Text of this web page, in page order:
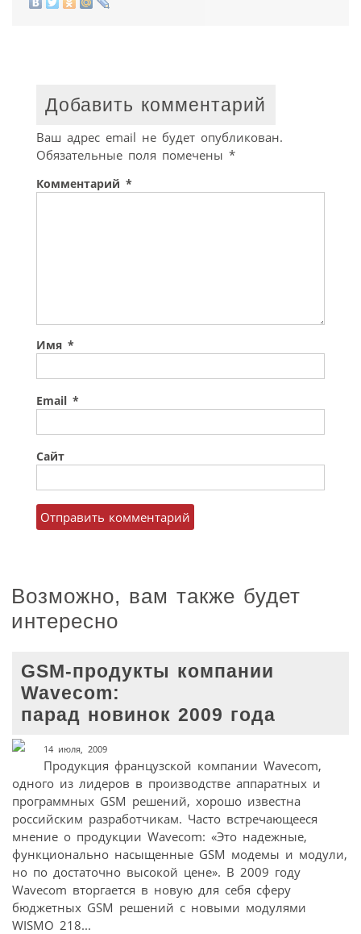
Добавить комментарий
Ваш адрес email не будет опубликован.
Обязательные поля помечены *
Комментарий *
Имя *
Email *
Сайт
Возможно, вам также будет
интересно
GSM-продукты компании
Wavecom:
парад новинок 2009 года
14 июля, 2009
Продукция французской компании Wavecom,
одного из лидеров в производстве аппаратных и
программных GSM решений, хорошо известна
российским разработчикам. Часто встречающееся
мнение о продукции Wavecom: «Это надежные,
функционально насыщенные GSM модемы и модули,
но по достаточно высокой цене». В 2009 году
Wavecom вторгается в новую для себя сферу
бюджетных GSM решений с новыми модулями
WISMO 218...